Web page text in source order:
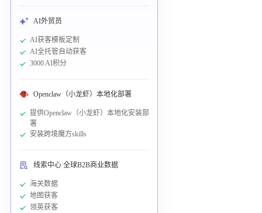
AI外贸员
AI获客模板定制
AI全托管自动获客
3000 AI积分
Openclaw（小龙虾）本地化部署
提供Openclaw（小龙虾）本地化安装部
署
安装跨境魔方skills
线索中心 全球B2B商业数据
海关数据
地图获客
领英获客